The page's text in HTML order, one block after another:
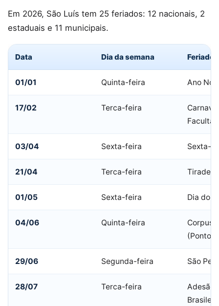
Em 2026, São Luís tem 25 feriados: 12 nacionais, 2
estaduais e 11 municipais.
Data Dia da semana Feriado
01/01 Quinta-feira Ano
17/02 Terca-feira
03/04 Sexta-feira Sexta-
21/04 Terca-feira
01/05 Sexta-feira Dia do
04/06 Quinta-feira
Corpus
(Ponto
29/06 Segunda-feira São
28/07 Terca-feira
Adesão